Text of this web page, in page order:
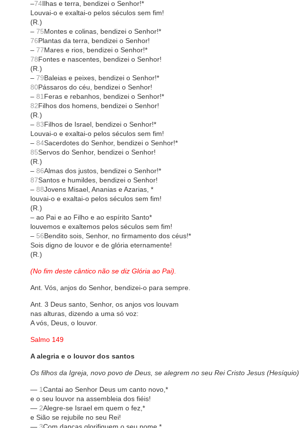
–74Ilhas e terra, bendizei o Senhor!*
Louvai-o e exaltai-o pelos séculos sem fim!
(R.)
– 75Montes e colinas, bendizei o Senhor!*
76Plantas da terra, bendizei o Senhor!
– 77Mares e rios, bendizei o Senhor!*
78Fontes e nascentes, bendizei o Senhor!
(R.)
– 79Baleias e peixes, bendizei o Senhor!*
80Pássaros do céu, bendizei o Senhor!
– 81 Feras e rebanhos, bendizei o Senhor!*
82Filhos dos homens, bendizei o Senhor!
(R.)
– 83Filhos de Israel, bendizei o Senhor!*
Louvai-o e exaltai-o pelos séculos sem fim!
– 84Sacerdotes do Senhor, bendizei o Senhor!*
85Servos do Senhor, bendizei o Senhor!
(R.)
– 86Almas dos justos, bendizei o Senhor!*
87Santos e humildes, bendizei o Senhor!
– 88Jovens Misael, Ananias e Azarias, *
louvai-o e exaltai-o pelos séculos sem fim!
(R.)
– ao Pai e ao Filho e ao espírito Santo*
louvemos e exaltemos pelos séculos sem fim!
– 56Bendito sois, Senhor, no firmamento dos céus!*
Sois digno de louvor e de glória eternamente!
(R.)
(No fim deste cântico não se diz Glória ao Pai).
Ant. Vós, anjos do Senhor, bendizei-o para sempre.
Ant. 3 Deus santo, Senhor, os anjos vos louvam
nas alturas, dizendo a uma só voz:
A vós, Deus, o louvor.
Salmo 149
A alegria e o louvor dos santos
Os filhos da Igreja, novo povo de Deus, se alegrem no seu Rei Cristo Jesus (Hesíquio)
— 1Cantai ao Senhor Deus um canto novo,*
e o seu louvor na assembleia dos fiéis!
— 2Alegre-se Israel em quem o fez,*
e Sião se rejubile no seu Rei!